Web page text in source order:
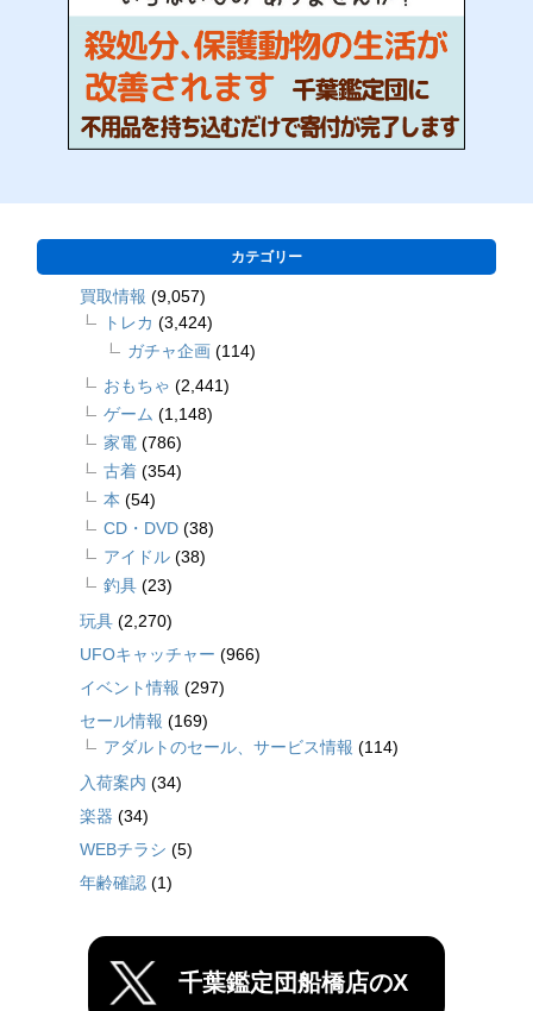
カテゴリー
買取情報 (9,057)
トレカ (3,424)
ガチャ企画 (114)
おもちゃ (2,441)
ゲーム (1,148)
家電 (786)
古着 (354)
本 (54)
CD・DVD (38)
アイドル (38)
釣具 (23)
玩具 (2,270)
UFOキャッチャー (966)
イベント情報 (297)
セール情報 (169)
アダルトのセール、サービス情報 (114)
入荷案内 (34)
楽器 (34)
WEBチラシ (5)
年齢確認 (1)
千葉鑑定団船橋店のX